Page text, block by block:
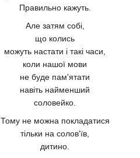
Правильно кажуть.
Але затям собі,
що колись
можуть настати і такі часи,
коли нашої мови
не буде пам'ятати
навіть найменший
соловейко.
Тому не можна покладатися
тільки на солов'їв,
дитино.